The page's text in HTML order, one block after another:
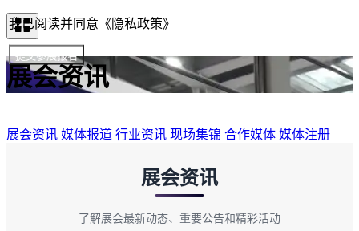
展会资讯
展会资讯 媒体报道 行业资讯 现场集锦 合作媒体 媒体注册
展会资讯
了解展会最新动态、重要公告和精彩活动
我已阅读并同意《隐私政策》
提交参展报名